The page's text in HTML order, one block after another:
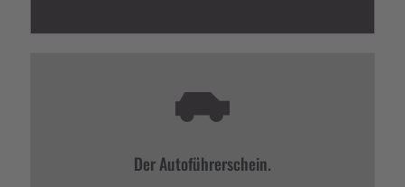
Der Autoführerschein.